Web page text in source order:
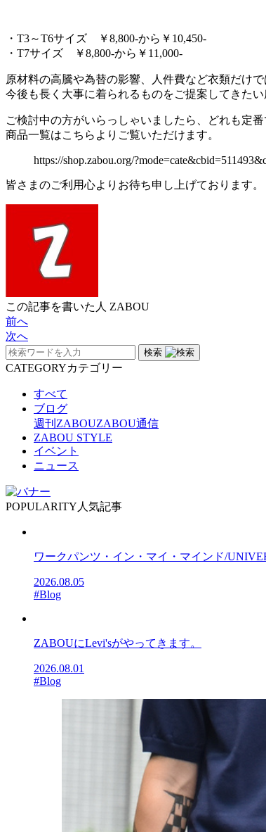
・T3～T6サイズ ￥8,800-から￥10,450-
・T7サイズ ￥8,800-から￥11,000-
原材料の高騰や為替の影響、人件費など衣類だけ
今後も長く大事に着られるものをご提案してきたい
ご検討中の方がいらっしゃいましたら、どれも定
商品一覧はこちらよりご覧いただけます。
https://shop.zabou.org/
皆さまのご利用心よりお待ち申し上げております。
この記事を書いた人 ZABOU
前へ
次へ
検索
CATEGORYカテゴリー
すべて
ブログ
週刊ZABOUZABOU通信
ZABOU STYLE
イベント
ニュース
POPULARITY 人気記事
ワークパンツ・イン・マイ・マインド/
2026.08.05
#Blog
ZABOUにLevi'sがやってきます。
2026.08.01
#Blog